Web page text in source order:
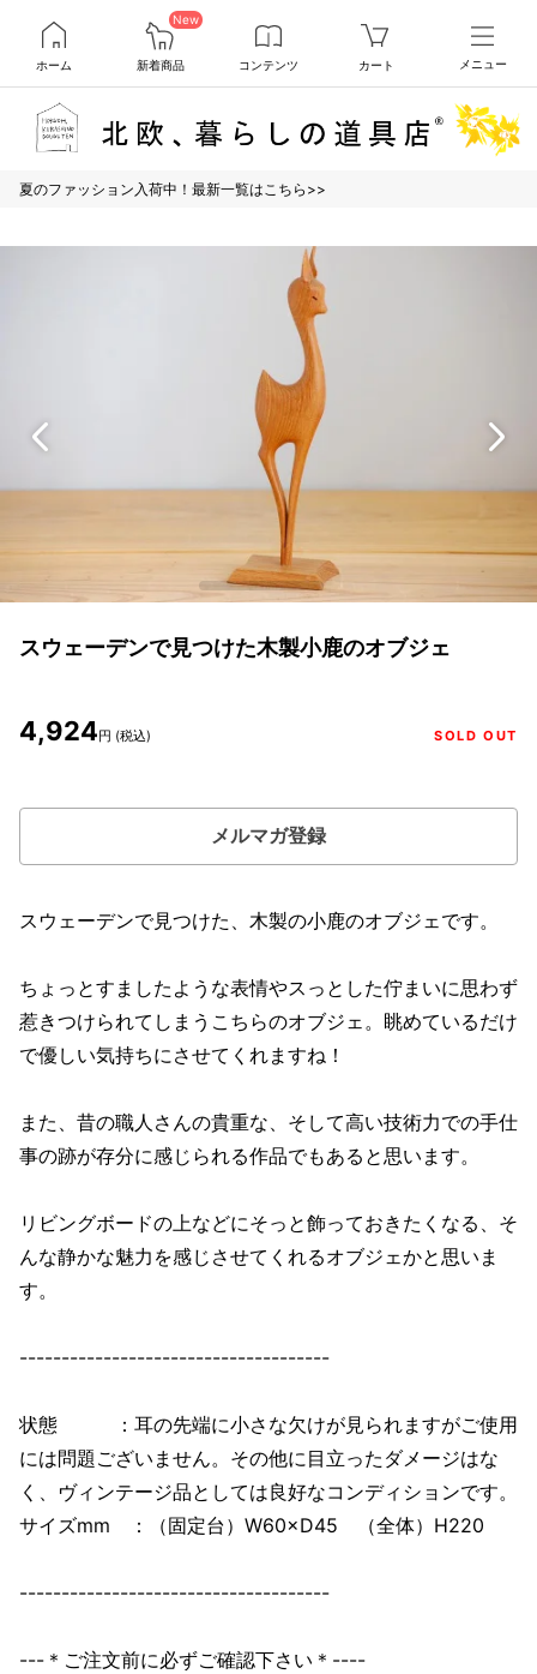
ホーム
New
新着商品 コンテンツ カート メニュー
夏のファッション入荷中！最新一覧はこちら>>
スウェーデンで見つけた木製小鹿のオブジェ
4,924円 (税込) SOLD OUT
メルマガ登録
スウェーデンで見つけた、木製の小鹿のオブジェです。
ちょっとすましたような表情やスっとした佇まいに思わず
惹きつけられてしまうこちらのオブジェ。眺めているだけ
で優しい気持ちにさせてくれますね！
また、昔の職人さんの貴重な、そして高い技術力での手仕
事の跡が存分に感じられる作品でもあると思います。
リビングボードの上などにそっと飾っておきたくなる、そ
んな静かな魅力を感じさせてくれるオブジェかと思いま
す。
-------------------------------------
状態 ：耳の先端に小さな欠けが見られますがご使用
には問題ございません。その他に目立ったダメージはな
く、ヴィンテージ品としては良好なコンディションです。
サイズmm ：（固定台）W60×D45 （全体）H220
-------------------------------------
---＊ご注文前に必ずご確認下さい＊----